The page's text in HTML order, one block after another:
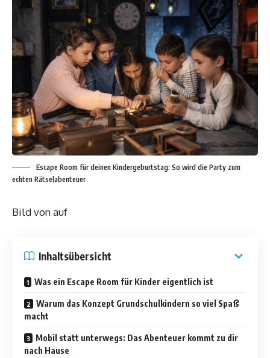
Escape Room für deinen Kindergeburtstag: So wird die Party zum
echten Rätselabenteuer
Bild von auf
Inhaltsübersicht
Was ein Escape Room für Kinder eigentlich ist
Warum das Konzept Grundschulkindern so viel Spaß
macht
Mobil statt unterwegs: Das Abenteuer kommt zu dir
nach Hause